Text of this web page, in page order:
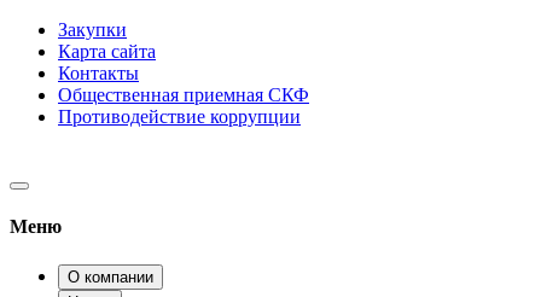
Закупки
Карта сайта
Контакты
Общественная приемная СКФ
Противодействие коррупции
Меню
О компании